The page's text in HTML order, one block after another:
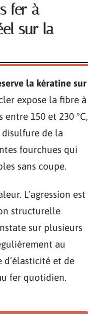
fer à
sur la
la kératine sur
expose la fibre à
150 et 230 °C,
de la
fourchues qui
sans coupe.
L’agression est
structurelle
sur plusieurs
au
d’élasticité et de
fer quotidien.